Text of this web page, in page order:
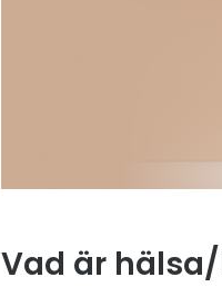
Vad är